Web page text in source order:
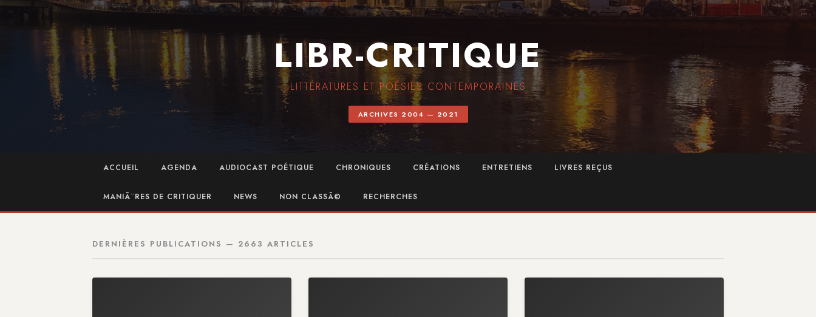
LIBR-CRITIQUE
LITTÉRATURES ET POÉSIES CONTEMPORAINES
ARCHIVES 2004 — 2021
ACCUEIL AGENDA AUDIOCAST POÉTIQUE CHRONIQUES CRÉATIONS ENTRETIENS LIVRES REÇUS
MANIÃ¨RES DE CRITIQUER NEWS NON CLASSÃ© RECHERCHES
DERNIÈRES PUBLICATIONS — 2663 ARTICLES